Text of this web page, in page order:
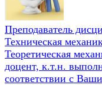
Преподаватель
Техническая
Теоретическая
доцент, к.т.н.
соответствии с